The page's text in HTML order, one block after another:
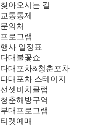
찾아오시는 길
교통통제
문의처
프로그램
행사 일정표
다대불꽃쇼
다대포차&청춘포차
다대포차 스테이지
선셋비치클럽
청춘해방구역
부대프로그램
티켓예매